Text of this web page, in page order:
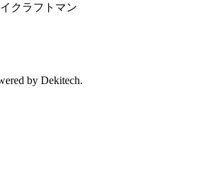
クラフトマン
by Dekitech.